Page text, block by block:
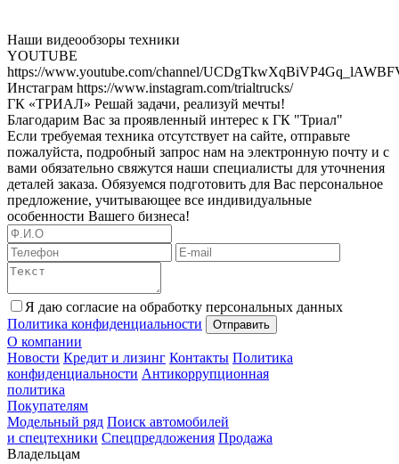
Наши видеообзоры техники
YOUTUBE
https://www.youtube.com/channel/
Инстаграм https://www.instagram.com/trialtrucks/
ГК «ТРИАЛ» Решай задачи, реализуй мечты!
Благодарим Вас за проявленный интерес к ГК "Триал"
Если требуемая техника отсутствует на сайте, отправьте
пожалуйста, подробный запрос нам на электронную почту и с
вами обязательно свяжутся наши специалисты для уточнения
деталей заказа. Обязуемся подготовить для Вас персональное
предложение, учитывающее все индивидуальные
особенности Вашего бизнеса!
Я даю согласие на обработку персональных данных
Политика конфиденциальности
Отправить
О компании
Новости Кредит и лизинг Контакты Политика
конфиденциальности Антикоррупционная
политика
Покупателям
Модельный ряд Поиск автомобилей
и спецтехники Спецпредложения Продажа
Владельцам